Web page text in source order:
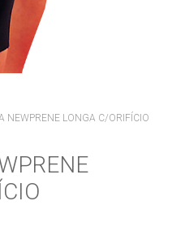
NEWPRENE LONGA C/ORIFÍCIO